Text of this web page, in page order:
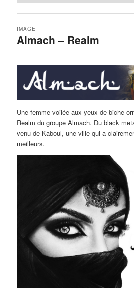
Almach – Realm
IMAGE
Une femme voilée aux yeux de biche
Realm du groupe Almach. Du black
venu de Kaboul, une ville qui a
meilleurs.